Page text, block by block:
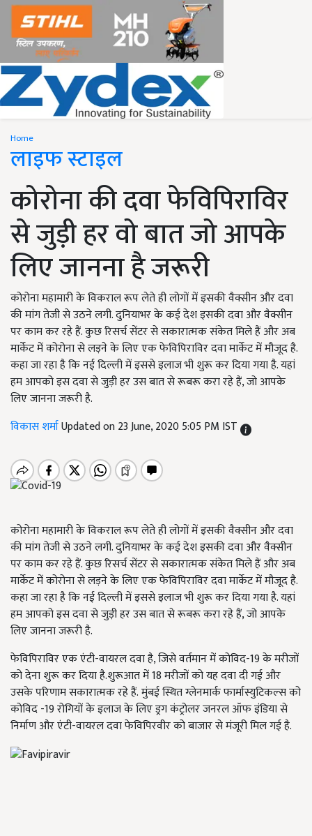
Home
लाइफ स्टाइल
कोरोना की दवा फेविपिराविर
से जुड़ी हर वो बात जो आपके
लिए जानना है जरूरी
कोरोना महामारी के विकराल रूप लेते ही लोगों में इसकी वैक्सीन और दवा
की मांग तेजी से उठने लगी. दुनियाभर के कई देश इसकी दवा और वैक्सीन
पर काम कर रहे हैं. कुछ रिसर्च सेंटर से सकारात्मक संकेत मिले हैं और अब
मार्केट में कोरोना से लड़ने के लिए एक फेविपिराविर दवा मार्केट में मौजूद है.
कहा जा रहा है कि नई दिल्ली में इससे इलाज भी शुरू कर दिया गया है. यहां
हम आपको इस दवा से जुड़ी हर उस बात से रूबरू करा रहे हैं, जो आपके
लिए जानना जरूरी है.
विकास शर्माUpdated on 23 June, 2020 5:05 PM IST
कोरोना महामारी के विकराल रूप लेते ही लोगों में इसकी वैक्सीन और दवा
की मांग तेजी से उठने लगी. दुनियाभर के कई देश इसकी दवा और वैक्सीन
पर काम कर रहे हैं. कुछ रिसर्च सेंटर से सकारात्मक संकेत मिले हैं और अब
मार्केट में कोरोना से लड़ने के लिए एक फेविपिराविर दवा मार्केट में मौजूद है.
कहा जा रहा है कि नई दिल्ली में इससे इलाज भी शुरू कर दिया गया है. यहां
हम आपको इस दवा से जुड़ी हर उस बात से रूबरू करा रहे हैं, जो आपके
लिए जानना जरूरी है.
फेविपिराविर एक एंटी-वायरल दवा है, जिसे वर्तमान में कोविद-19 के मरीजों
को देना शुरू कर दिया है.शुरूआत में 18 मरीजों को यह दवा दी गई और
उसके परिणाम सकारात्मक रहे हैं. मुंबई स्थित ग्लेनमार्क फार्मास्युटिकल्स को
कोविद -19 रोगियों के इलाज के लिए ड्रग कंट्रोलर जनरल ऑफ इंडिया से
निर्माण और एंटी-वायरल दवा फेविपिरवीर को बाजार से मंजूरी मिल गई है.